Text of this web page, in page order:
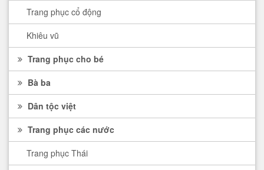
Trang phục cổ động
Khiêu vũ
Trang phục cho bé
Bà ba
Dân tộc việt
Trang phục các nước
Trang phục Thái